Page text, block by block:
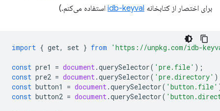
برای اختصار از کتابخانه idb-keyval استفاده می‌کنم.)
import { get, set } from 'https://unpkg.com/idb-
const pre1 = document.querySelector( 'pre.file' );
const pre2 = document.querySelector( 'pre.directory'
const button1 = document.querySelector( 'button.file'
const button2 = document.querySelector(